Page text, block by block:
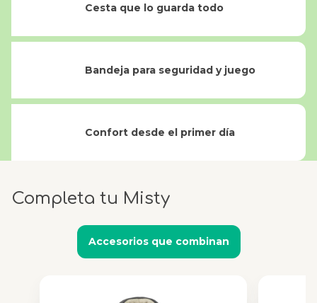
Cesta que lo guarda todo
Bandeja para seguridad y juego
Confort desde el primer día
Completa tu Misty
Accesorios que combinan